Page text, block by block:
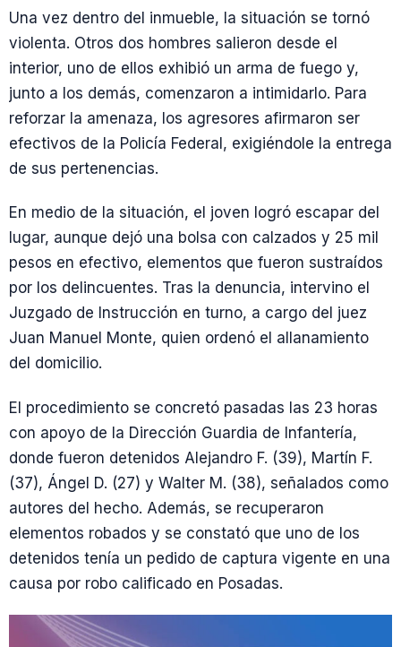
Una vez dentro del inmueble, la situación se tornó
violenta. Otros dos hombres salieron desde el
interior, uno de ellos exhibió un arma de fuego y,
junto a los demás, comenzaron a intimidarlo. Para
reforzar la amenaza, los agresores afirmaron ser
efectivos de la Policía Federal, exigiéndole la entrega
de sus pertenencias.
En medio de la situación, el joven logró escapar del
lugar, aunque dejó una bolsa con calzados y 25 mil
pesos en efectivo, elementos que fueron sustraídos
por los delincuentes. Tras la denuncia, intervino el
Juzgado de Instrucción en turno, a cargo del juez
Juan Manuel Monte, quien ordenó el allanamiento
del domicilio.
El procedimiento se concretó pasadas las 23 horas
con apoyo de la Dirección Guardia de Infantería,
donde fueron detenidos Alejandro F. (39), Martín F.
(37), Ángel D. (27) y Walter M. (38), señalados como
autores del hecho. Además, se recuperaron
elementos robados y se constató que uno de los
detenidos tenía un pedido de captura vigente en una
causa por robo calificado en Posadas.